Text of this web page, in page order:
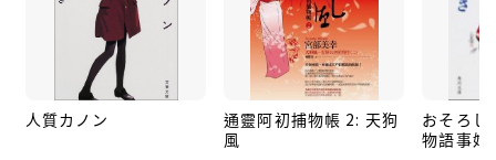
人質カノン
通靈阿初捕物帳 2: 天狗
風
おそろし
物語事始